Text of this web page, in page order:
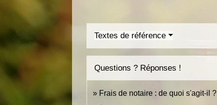
Textes de référence
Questions ? Réponses !
Frais de notaire : de quoi s'agit-il ?